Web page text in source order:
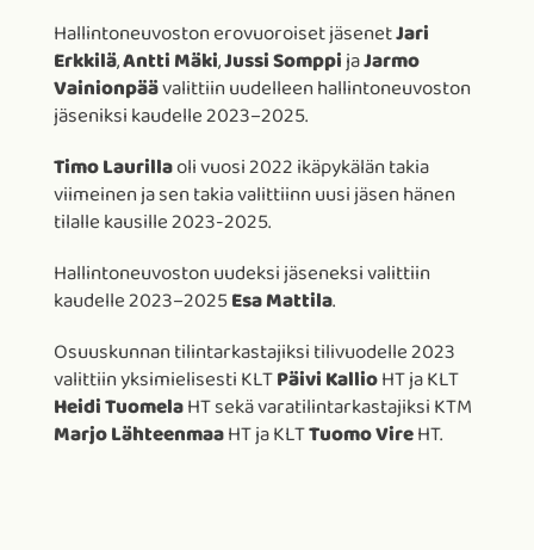
Hallintoneuvoston erovuoroiset jäsenetJari
Erkkilä,Antti Mäki,Jussi SomppijaJarmo
Vainionpäävalittiin uudelleen hallintoneuvoston
jäseniksi kaudelle 2023–2025.
Timo Laurillaoli vuosi 2022 ikäpykälän takia
viimeinen ja sen takia valittiinn uusi jäsen hänen
tilalle kausille 2023-2025.
Hallintoneuvoston uudeksi jäseneksi valittiin
kaudelle 2023–2025Esa Mattila.
Osuuskunnan tilintarkastajiksi tilivuodelle 2023
valittiin yksimielisesti KLTPäivi KallioHT ja KLT
Heidi TuomelaHT sekä varatilintarkastajiksi KTM
Marjo LähteenmaaHT ja KLTTuomo VireHT.